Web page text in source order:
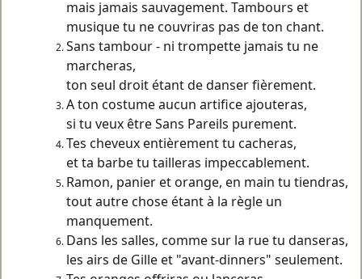
mais jamais sauvagement. Tambours et
musique tu ne couvriras pas de ton chant.
Sans tambour - ni trompette jamais tu ne
marcheras,
ton seul droit étant de danser fièrement.
A ton costume aucun artifice ajouteras,
si tu veux être Sans Pareils purement.
Tes cheveux entièrement tu cacheras,
et ta barbe tu tailleras impeccablement.
Ramon, panier et orange, en main tu tiendras,
tout autre chose étant à la règle un
manquement.
Dans les salles, comme sur la rue tu danseras,
les airs de Gille et "avant-dinners" seulement.